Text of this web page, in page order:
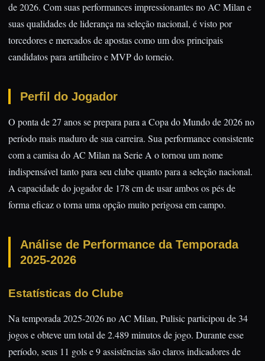
de 2026. Com suas performances impressionantes no AC Milan e
suas qualidades de liderança na seleção nacional, é visto por
torcedores e mercados de apostas como um dos principais
candidatos para artilheiro e MVP do torneio.
Perfil do Jogador
O ponta de 27 anos se prepara para a Copa do Mundo de 2026 no
período mais maduro de sua carreira. Sua performance consistente
com a camisa do AC Milan na Serie A o tornou um nome
indispensável tanto para seu clube quanto para a seleção nacional.
A capacidade do jogador de 178 cm de usar ambos os pés de
forma eficaz o torna uma opção muito perigosa em campo.
Análise de Performance da Temporada
2025-2026
Estatísticas do Clube
Na temporada 2025-2026 no AC Milan, Pulisic participou de 34
jogos e obteve um total de 2.489 minutos de jogo. Durante esse
período, seus 11 gols e 9 assistências são claros indicadores de